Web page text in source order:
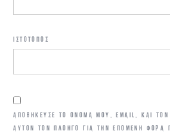
ΙΣΤΌΤΟΠΟΣ
ΑΠΟΘΉΚΕΥΣΕ ΤΟ ΌΝΟΜΆ ΜΟΥ, EMAIL, ΚΑΙ ΤΟΝ
ΑΥΤΌΝ ΤΟΝ ΠΛΟΗΓΌ ΓΙΑ ΤΗΝ ΕΠΌΜΕΝΗ ΦΟΡΆ